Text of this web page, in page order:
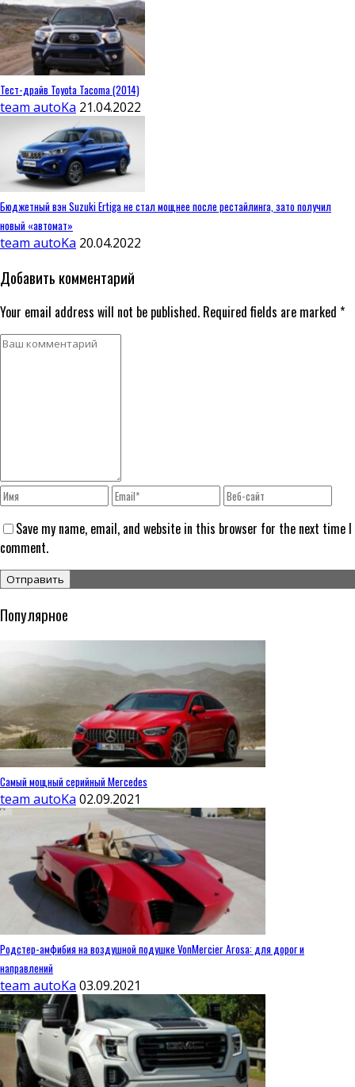
Тест-драйв Toyota Tacoma (2014)
team autoKa 21.04.2022
Бюджетный вэн Suzuki Ertiga не стал мощнее после рестайлинга, зато получил
новый «автомат»
team autoKa 20.04.2022
Добавить комментарий
Your email address will not be published. Required fields are marked *
Save my name, email, and website in this browser for the next time I
comment.
Популярное
Самый мощный серийный Mercedes
team autoKa 02.09.2021
Родстер-амфибия на воздушной подушке VonMercier Arosa: для дорог и
направлений
team autoKa 03.09.2021